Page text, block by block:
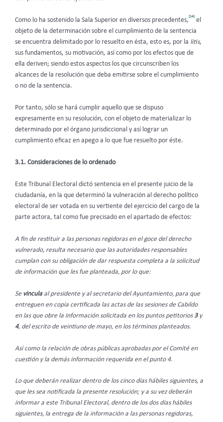
Como lo ha sostenido la Sala Superior en diversos precedentes,
[14]
el
objeto de la determinación sobre el cumplimiento de la sentencia
se encuentra delimitado por lo resuelto en ésta, esto es, por la litis,
sus fundamentos, su motivación, así como por los efectos que de
ella deriven; siendo estos aspectos los que circunscriben los
alcances de la resolución que deba emitirse sobre el cumplimiento
o no de la sentencia.
Por tanto, sólo se hará cumplir aquello que se dispuso
expresamente en su resolución, con el objeto de materializar lo
determinado por el órgano jurisdiccional y así lograr un
cumplimiento eficaz en apego a lo que fue resuelto por éste.
3.1. Consideraciones de lo ordenado
Este Tribunal Electoral dictó sentencia en el presente juicio de la
ciudadanía, en la que determinó la vulneración al derecho político
electoral de ser votada en su vertiente del ejercicio del cargo de la
parte actora, tal como fue precisado en el apartado de efectos:
A fin de restituir a las personas regidoras en el goce del derecho
vulnerado, resulta necesario que las autoridades responsables
cumplan con su obligación de dar respuesta completa a la solicitud
de información que les fue planteada, por lo que:
Se vinculaal presidente y al secretario del Ayuntamiento, para que
entreguen en copia certificada las actas de las sesiones de Cabildo
en las que obre la información solicitada en los puntos petitorios 3y
4, del escrito de veintiuno de mayo, en los términos planteados.
Así como la relación de obras públicas aprobadas por el Comité en
cuestión y la demás información requerida en el punto 4.
Lo que deberán realizar dentro de los cinco días hábiles siguientes, a
que les sea notificada la presente resolución; y a su vez deberán
informar a este Tribunal Electoral, dentro de los dos días hábiles
siguientes, la entrega de la información a las personas regidoras,